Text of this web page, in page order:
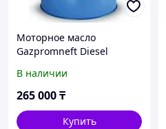
Моторное масло
Gazpromneft Diesel
В наличии
265 000₸
Купить